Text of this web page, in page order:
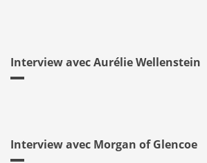
Interview avec Aurélie Wellenstein
Interview avec Morgan of Glencoe